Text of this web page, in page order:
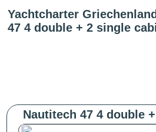
Yachtcharter
47 4 double + 2 single
Nautitech 47 4 double